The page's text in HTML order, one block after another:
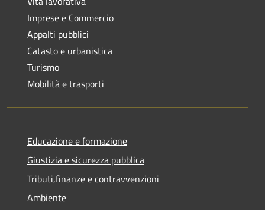
Imprese e Commercio
Appalti pubblici
Catasto e urbanistica
Turismo
Mobilità e trasporti
Educazione e formazione
Giustizia e sicurezza pubblica
Tributi,finanze e contravvenzioni
Ambiente